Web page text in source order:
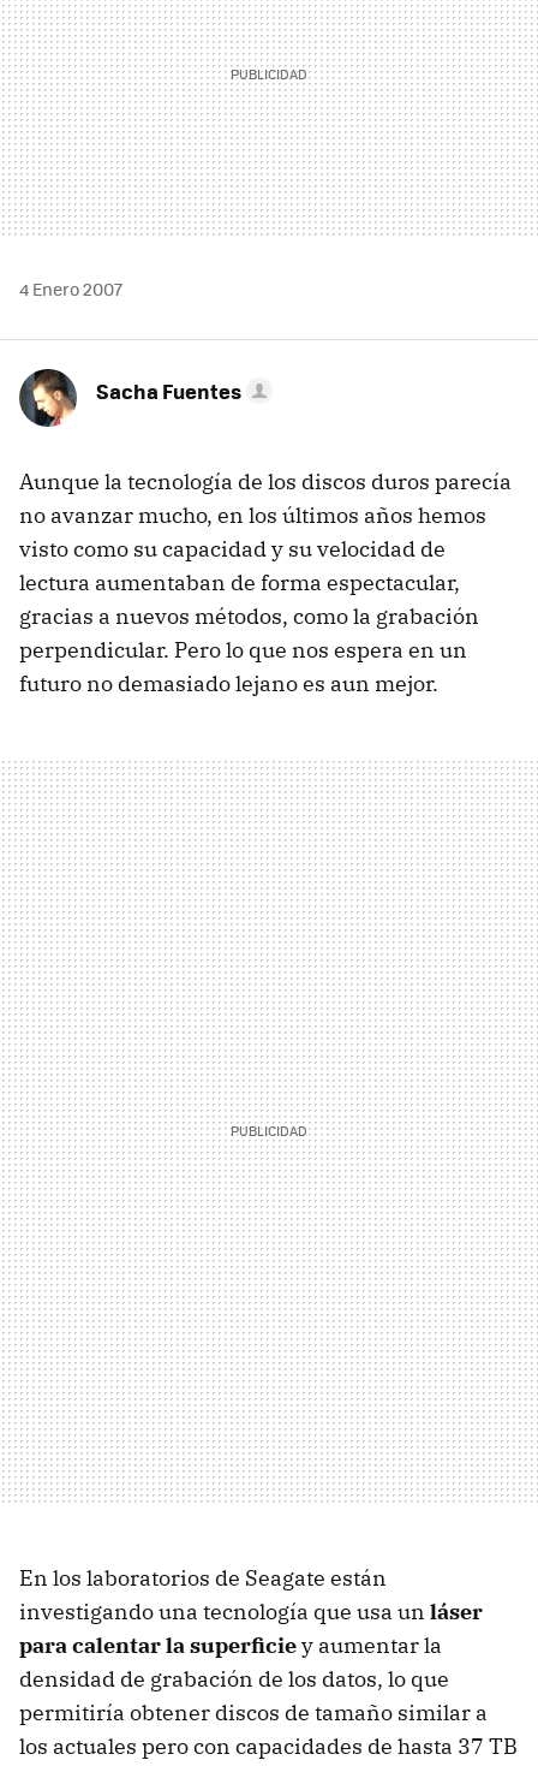
4 Enero 2007
Sacha Fuentes
Aunque la tecnología de los discos duros parecía
no avanzar mucho, en los últimos años hemos
visto como su capacidad y su velocidad de
lectura aumentaban de forma espectacular,
gracias a nuevos métodos, como la grabación
perpendicular. Pero lo que nos espera en un
futuro no demasiado lejano es aun mejor.
En los laboratorios de Seagate están
investigando una tecnología que usa un láser
para calentar la superficiey aumentar la
densidad de grabación de los datos, lo que
permitiría obtener discos de tamaño similar a
los actuales pero con capacidades de hasta 37 TB